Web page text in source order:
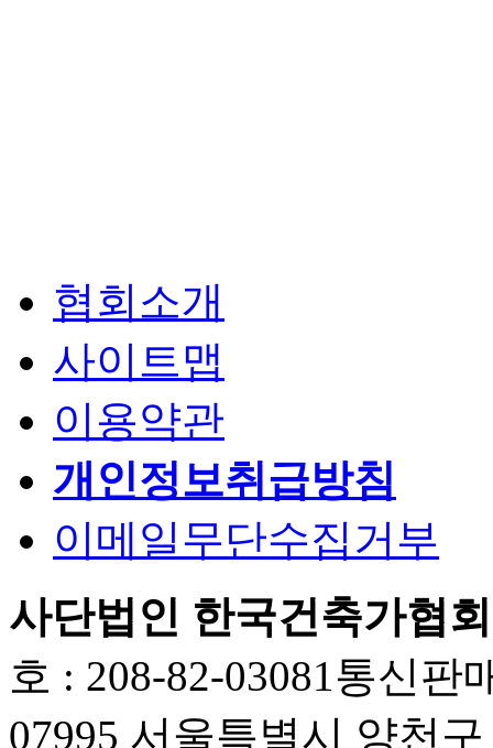
협회소개
사이트맵
이용약관
개인정보취급방침
이메일무단수집거부
사단법인 한국건축가협회
호 : 208-82-03081 통신판
07995 서울특별시 양천